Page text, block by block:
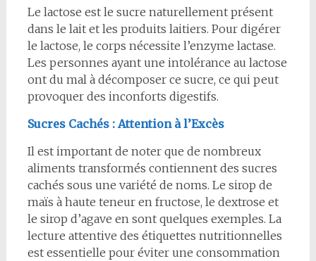
Le lactose est le sucre naturellement présent
dans le lait et les produits laitiers. Pour digérer
le lactose, le corps nécessite l’enzyme lactase.
Les personnes ayant une intolérance au lactose
ont du mal à décomposer ce sucre, ce qui peut
provoquer des inconforts digestifs.
Sucres Cachés : Attention à l’Excès
Il est important de noter que de nombreux
aliments transformés contiennent des sucres
cachés sous une variété de noms. Le sirop de
maïs à haute teneur en fructose, le dextrose et
le sirop d’agave en sont quelques exemples. La
lecture attentive des étiquettes nutritionnelles
est essentielle pour éviter une consommation